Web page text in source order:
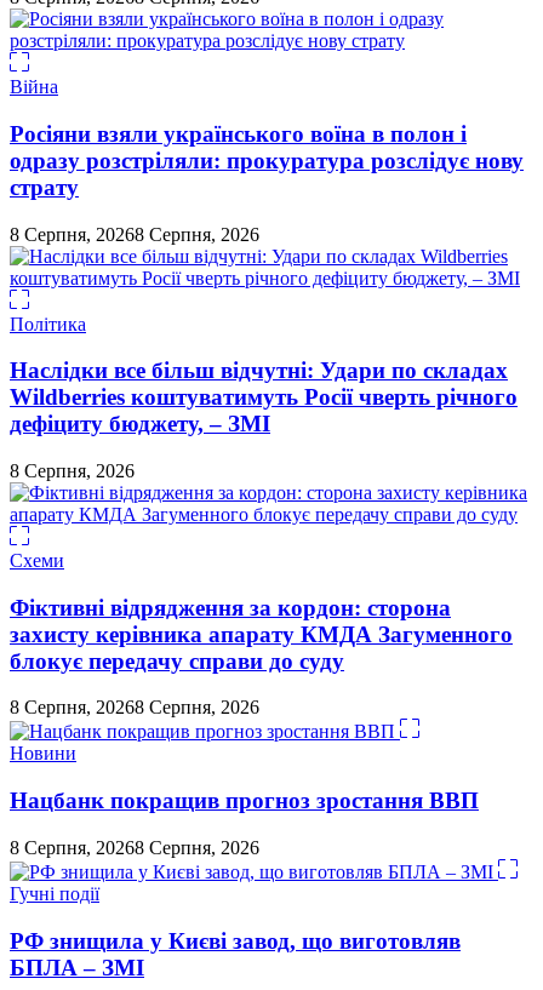
Війна
Росіяни взяли українського воїна в полон і
одразу розстріляли: прокуратура розслідує нову
страту
8 Серпня, 20268 Серпня, 2026
Політика
Наслідки все більш відчутні: Удари по складах
Wildberries коштуватимуть Росії чверть річного
дефіциту бюджету, – ЗМІ
8 Серпня, 2026
Схеми
Фіктивні відрядження за кордон: сторона
захисту керівника апарату КМДА Загуменного
блокує передачу справи до суду
8 Серпня, 20268 Серпня, 2026
Новини
Нацбанк покращив прогноз зростання ВВП
8 Серпня, 20268 Серпня, 2026
Гучні події
РФ знищила у Києві завод, що виготовляв
БПЛА – ЗМІ